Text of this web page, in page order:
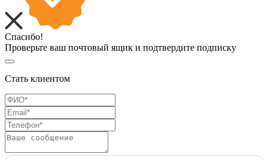
Спасибо!
Проверьте ваш почтовый ящик и подтвердите подписку
Стать клиентом